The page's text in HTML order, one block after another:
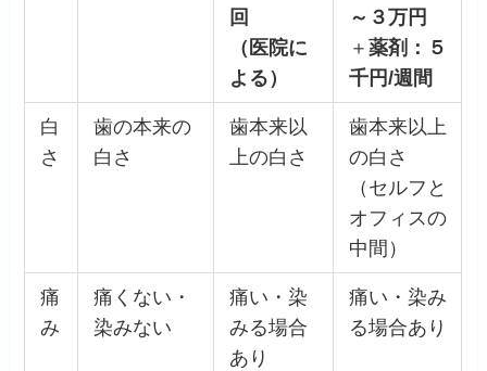
回
（医院に
よる）
～３万円
＋ 薬剤：５
千円/週間
白
さ
歯の本来の
白さ
歯本来以
上の白さ
歯本来以上
の白さ
（セルフと
オフィスの
中間）
痛
み
痛くない・
染みない
痛い・染
みる場合
あり
痛い・染み
る場合あり